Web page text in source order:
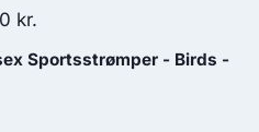
kr..
kr.
price
Sportsstrømper - Birds -